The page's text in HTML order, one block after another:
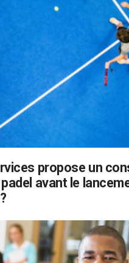
propose un
avant le